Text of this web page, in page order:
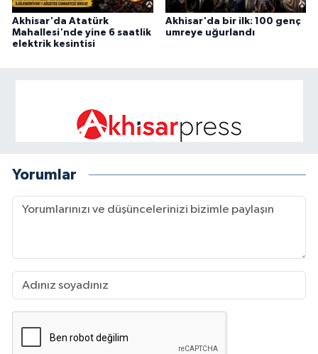
Akhisar'da Atatürk
Mahallesi'nde yine 6 saatlik
elektrik kesintisi
Akhisar'da bir ilk: 100 genç
umreye uğurlandı
Yorumlar